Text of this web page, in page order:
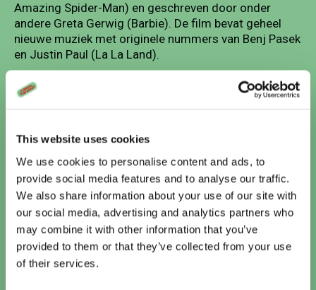
This website uses cookies
We use cookies to personalise content and ads, to
provide social media features and to analyse our traffic.
We also share information about your use of our site with
our social media, advertising and analytics partners who
may combine it with other information that you’ve
provided to them or that they’ve collected from your use
of their services.
Amazing Spider-Man) en geschreven door onder
andere Greta Gerwig (Barbie). De film bevat geheel
nieuwe muziek met originele nummers van Benj Pasek
en Justin Paul (La La Land).
4 Stills
Vandaag